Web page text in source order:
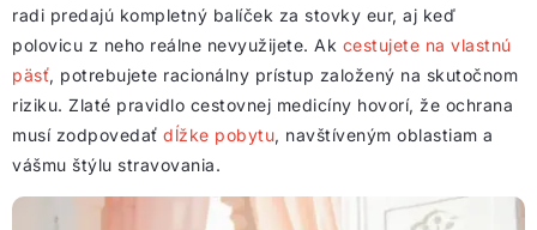
radi predajú kompletný balíček za stovky eur, aj keď
polovicu z neho reálne nevyužijete. Ak cestujete na vlastnú
päsť, potrebujete racionálny prístup založený na skutočnom
riziku. Zlaté pravidlo cestovnej medicíny hovorí, že ochrana
musí zodpovedať dĺžke pobytu, navštíveným oblastiam a
vášmu štýlu stravovania.